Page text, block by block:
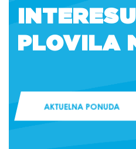
PLOVILA
AKTUELNA PONUDA